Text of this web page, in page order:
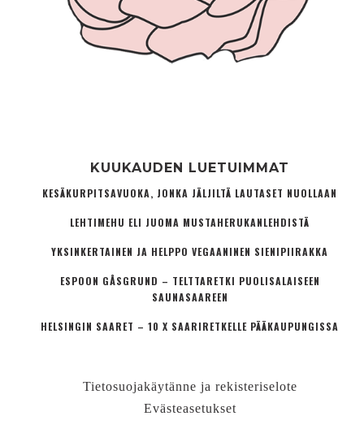
KUUKAUDEN LUETUIMMAT
KESÄKURPITSAVUOKA, JONKA JÄLJILTÄ LAUTASET NUOLLAAN
LEHTIMEHU ELI JUOMA MUSTAHERUKANLEHDISTÄ
YKSINKERTAINEN JA HELPPO VEGAANINEN SIENIPIIRAKKA
ESPOON GÅSGRUND – TELTTARETKI PUOLISALAISEEN
SAUNASAAREEN
HELSINGIN SAARET – 10 X SAARIRETKELLE PÄÄKAUPUNGISSA
Tietosuojakäytänne ja rekisteriselote
Evästeasetukset